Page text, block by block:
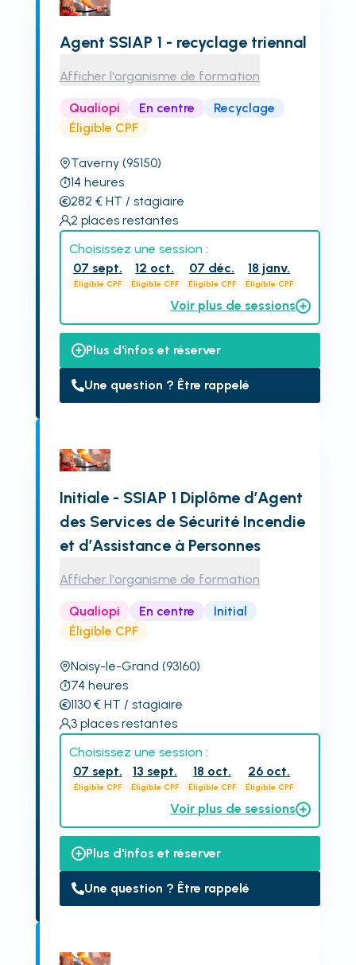
Agent SSIAP 1 - recyclage triennal
Afficher l'organisme de formation
Qualiopi En centre
Recyclage
Éligible CPF
Taverny (95150)
14 heures
282 € HT / stagiaire
2 places restantes
Choisissez une session :
07 sept.
Éligible CPF
12 oct.
Éligible CPF
07 déc.
Éligible CPF
18 janv.
Éligible CPF
Voir plus de sessions
Plus d'infos et réserver
Une question ? Être rappelé
Initiale - SSIAP 1 Diplôme d’Agent
des Services de Sécurité Incendie
et d’Assistance à Personnes
Afficher l'organisme de formation
Qualiopi En centre
Initial
Éligible CPF
Noisy-le-Grand (93160)
74 heures
1130€ HT / stagiaire
3 places restantes
Choisissez une session :
07 sept.
Éligible CPF
13 sept.
Éligible CPF
18 oct.
Éligible CPF
26 oct.
Éligible CPF
Voir plus de sessions
Plus d'infos et réserver
Une question ? Être rappelé